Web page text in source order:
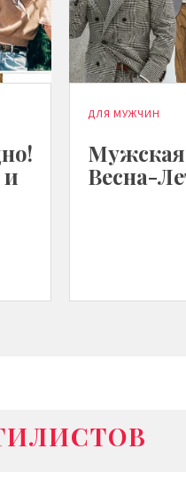
ДЛЯ МУЖЧИН
Весна-